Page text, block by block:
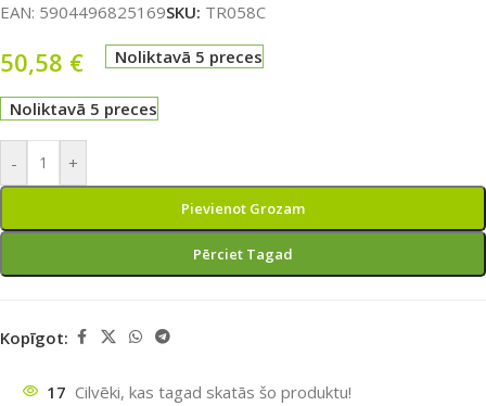
EAN: 5904496825169SKU: TR058C
50,58 € Noliktavā 5 preces
Noliktavā 5 preces
- +
Pievienot Grozam
Pērciet Tagad
Kopīgot:
17 Cilvēki, kas tagad skatās šo produktu!